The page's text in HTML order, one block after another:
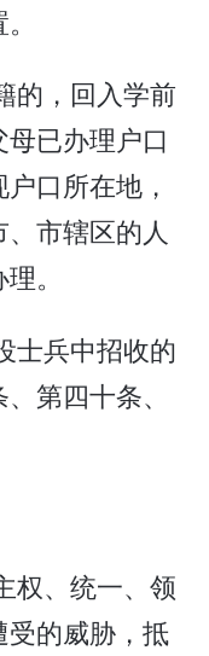
的，回入学前
已办理户口
口所在地，
市辖区的人
。
士兵中招收的
第四十条、
权、统一、领
受的威胁，抵